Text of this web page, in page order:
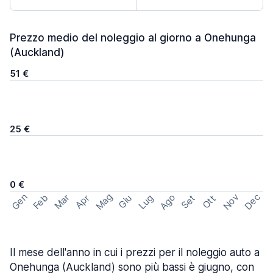
Prezzo medio del noleggio al giorno a Onehunga
(Auckland)
51 €
25 €
0 €
Gen Feb Mar Apr Mag Giu Lug Ago Set Ott Nov Dec
Il mese dell'anno in cui i prezzi per il noleggio auto a
Onehunga (Auckland) sono più bassi è giugno, con